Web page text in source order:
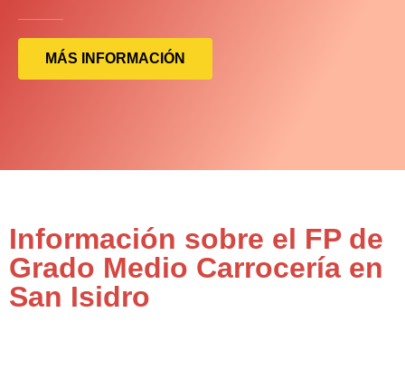
MÁS INFORMACIÓN
Información sobre el FP de
Grado Medio Carrocería en
San Isidro